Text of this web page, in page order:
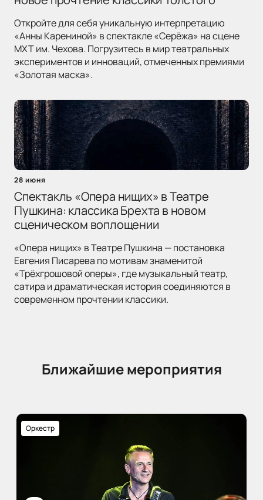
Откройте для себя уникальную интерпретацию
«Анны Карениной» в спектакле «Серёжа» на сцене
МХТ им. Чехова. Погрузитесь в мир театральных
экспериментов и инноваций, отмеченных премиями
«Золотая маска».
28 июня
Спектакль «Опера нищих» в Театре
Пушкина: классика Брехта в новом
сценическом воплощении
«Опера нищих» в Театре Пушкина — постановка
Евгения Писарева по мотивам знаменитой
«Трёхгрошовой оперы», где музыкальный театр,
сатира и драматическая история соединяются в
современном прочтении классики.
Ближайшие мероприятия
Оркестр